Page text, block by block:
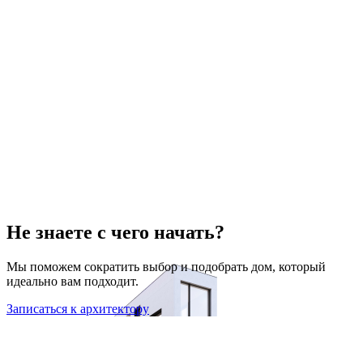
Не знаете с чего начать?
Мы поможем сократить выбор и подобрать дом, который
идеально вам подходит.
Записаться к архитектору